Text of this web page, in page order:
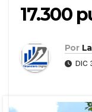
17.300
Por
DIC